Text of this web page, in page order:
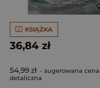
KSIĄŻKA
36,84 zł
54,99 zł - sugerowana cena
detaliczna